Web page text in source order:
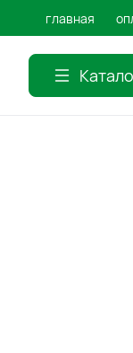
главная